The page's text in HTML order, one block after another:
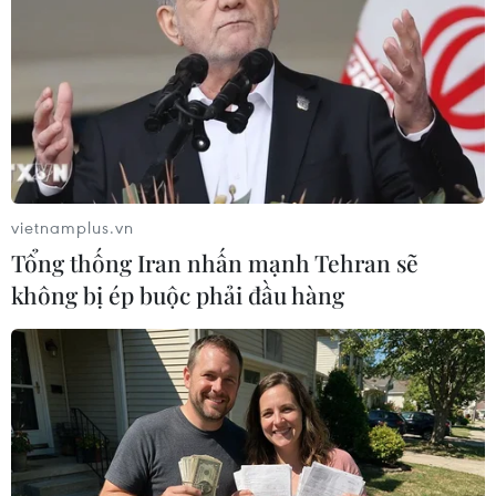
thuốc men từ Nga
11/03/2019 23:32
Chủ tịch Ủy ban Quan hệ Quốc tế của Hội đồng Liên
bang (Thượng viện) Nga, ông Konstantin Kosachev,
khẳng định Venezuela sẵn sàng nhập lương thực, vật
liệu nông nghiệp và thuốc men từ Xứ sở Bạch dương.
vietnamplus.vn
Tổng thống Iran nhấn mạnh Tehran sẽ
không bị ép buộc phải đầu hàng